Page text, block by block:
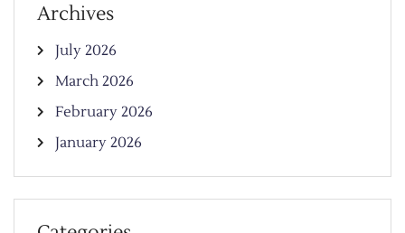
Archives
July 2026
March 2026
February 2026
January 2026